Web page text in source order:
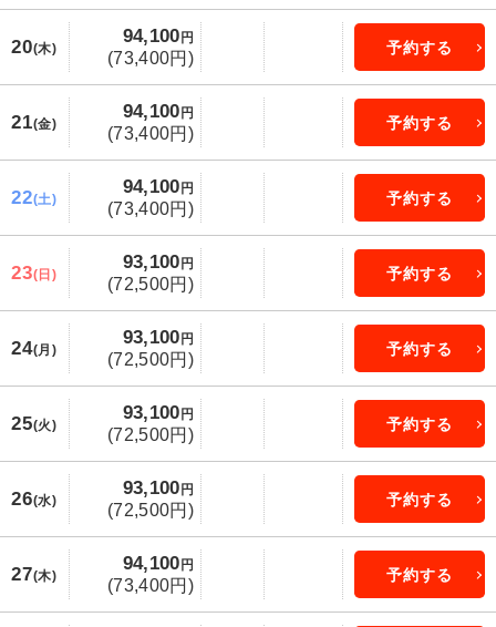
20(木)
94,100 円
(73,400円)
予約する
21(金)
94,100 円
(73,400円)
予約する
22(土)
94,100 円
(73,400円)
予約する
23(日)
93,100 円
(72,500円)
予約する
24(月)
93,100 円
(72,500円)
予約する
25(火)
93,100 円
(72,500円)
予約する
26(水)
93,100 円
(72,500円)
予約する
27(木)
94,100 円
(73,400円)
予約する